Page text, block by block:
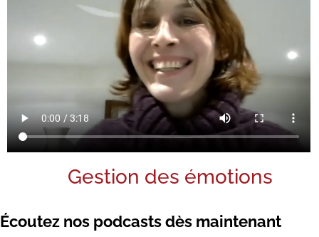
Gestion des émotions
Écoutez nos podcasts dès maintenant